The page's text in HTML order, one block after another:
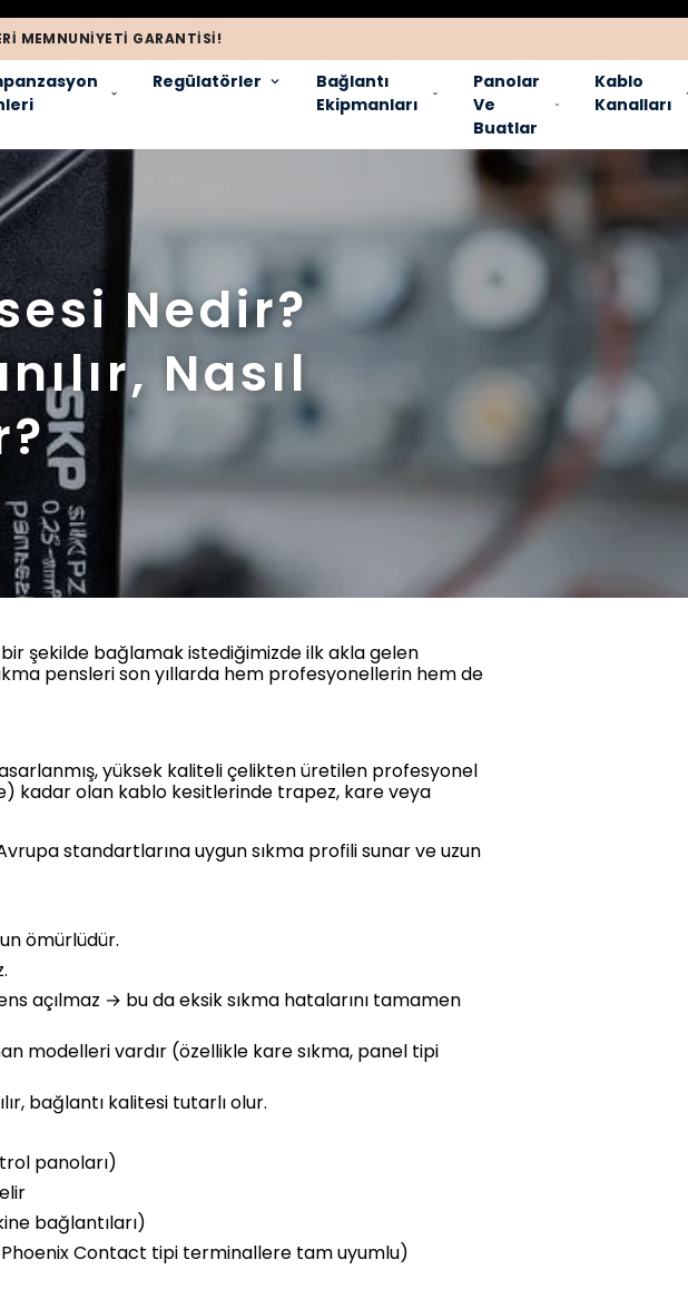
MEMNUNIYETI GARANTISI!
Regülatörler
Bağlantı
Ekipmanları
Panolar
Ve
Buatlar
Kablo
Kanalları
Nedir?
Nasıl
şekilde bağlamak istediğimizde ilk akla gelen
pensleri son yıllarda hem profesyonellerin hem de
yüksek kaliteli çelikten üretilen profesyonel
kadar olan kablo kesitlerinde trapez, kare veya
standartlarına uygun sıkma profili sunar ve uzun
ömürlüdür.
açılmaz → bu da eksik sıkma hatalarını tamamen
modelleri vardır (özellikle kare sıkma, panel tipi
bağlantı kalitesi tutarlı olur.
panoları)
bağlantıları)
Phoenix Contact tipi terminallere tam uyumlu)